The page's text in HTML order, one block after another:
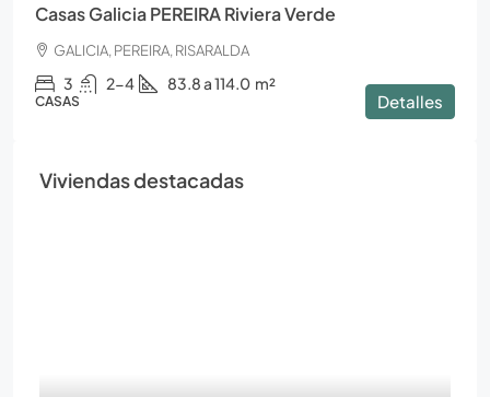
Casas Galicia PEREIRA Riviera Verde
GALICIA, PEREIRA, RISARALDA
3 2-4 83.8 a 114.0 m²
CASAS Detalles
Viviendas destacadas